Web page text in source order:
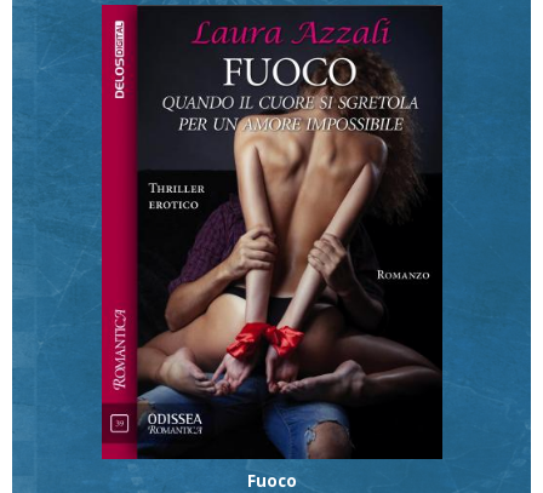
Fuoco